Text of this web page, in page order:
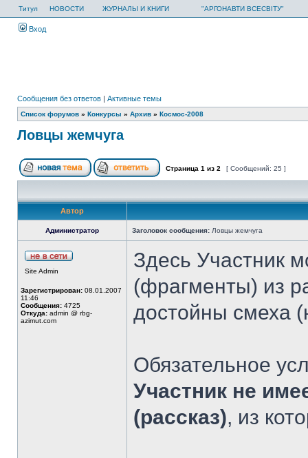
Титул НОВОСТИ ЖУРНАЛЫ И КНИГИ "АРГОНАВТИ ВСЕСВІТУ"
Вход
Сообщения без ответов | Активные темы
Список форумов » Конкурсы » Архив » Космос-2008
Ловцы жемчуга
Страница 1 из 2 [ Сообщений: 25 ]
Автор
Администратор Заголовок сообщения: Ловцы жемчуга
Site Admin
Зарегистрирован: 08.01.2007
11:46
Сообщения: 4725
Откуда: admin @ rbg-
azimut.com
Здесь Участник
(фрагменты) из
достойны смеха
Обязательное
Участник не
(рассказ), из